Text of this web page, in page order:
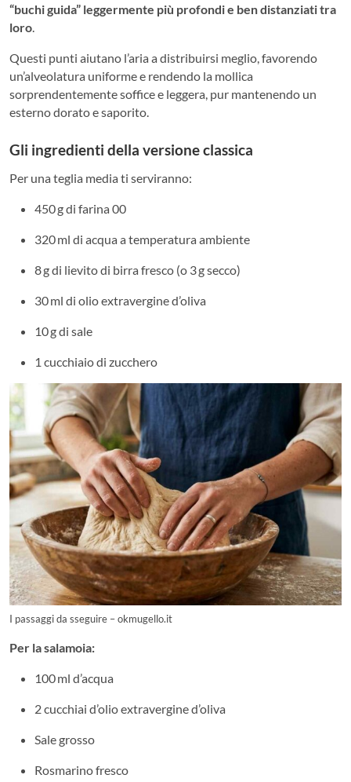
“buchi guida” leggermente più profondi e ben distanziati tra
loro.
Questi punti aiutano l’aria a distribuirsi meglio, favorendo
un’alveolatura uniforme e rendendo la mollica
sorprendentemente soffice e leggera, pur mantenendo un
esterno dorato e saporito.
Gli ingredienti della versione classica
Per una teglia media ti serviranno:
450 g di farina 00
320 ml di acqua a temperatura ambiente
8 g di lievito di birra fresco (o 3 g secco)
30 ml di olio extravergine d’oliva
10 g di sale
1 cucchiaio di zucchero
I passaggi da sseguire – okmugello.it
Per la salamoia:
100 ml d’acqua
2 cucchiai d’olio extravergine d’oliva
Sale grosso
Rosmarino fresco